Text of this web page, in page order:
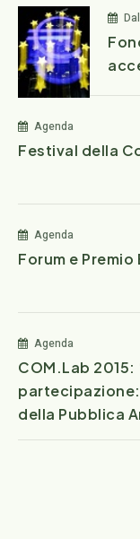
Agenda
Festival della
Agenda
Forum e
Agenda
COM.Lab
della Pubblica